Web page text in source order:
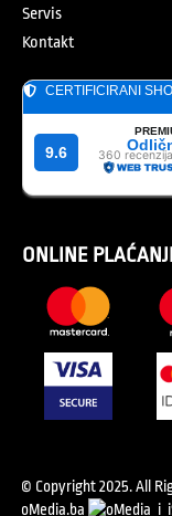
Servis
Kontakt
ONLINE
© Copyright 2025. All
oMedia.ba
i